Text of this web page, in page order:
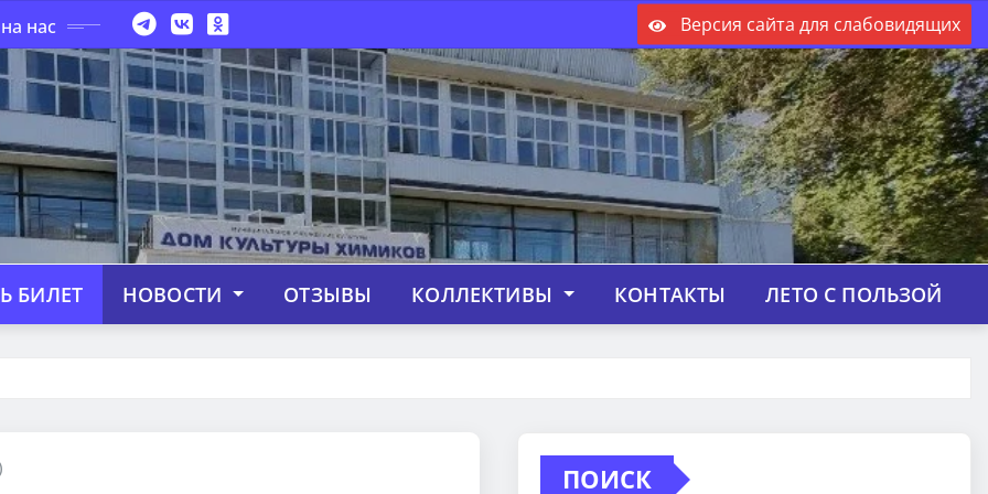
нас Версия сайта для слабовидящих
БИЛЕТ НОВОСТИ ОТЗЫВЫ КОЛЛЕКТИВЫ КОНТАКТЫ ЛЕТО С ПОЛЬЗОЙ
ПОИСК